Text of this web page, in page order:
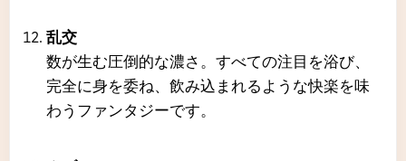
乱交
数が生む圧倒的な濃さ。すべての注目を浴び、
完全に身を委ね、飲み込まれるような快楽を味
わうファンタジーです。